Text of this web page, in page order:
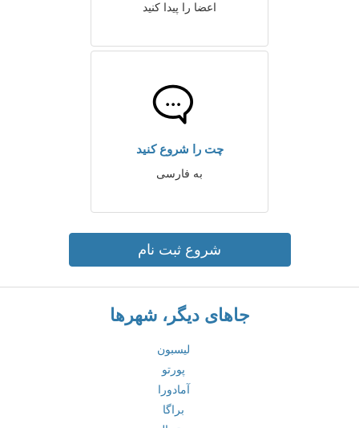
اعضا را پیدا کنید
چت را شروع کنید
به فارسی
شروع ثبت نام
جاهای دیگر، شهرها
لیسبون
پورتو
آمادورا
براگا